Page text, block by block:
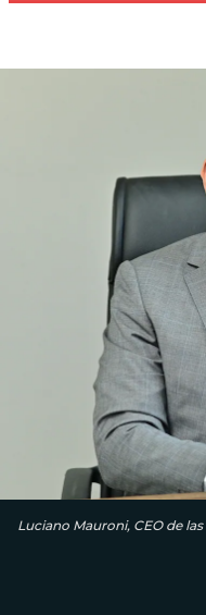
Luciano Mauroni, CEO de